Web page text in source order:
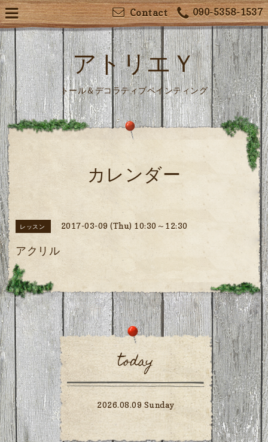
090-5358-1537
Contact
アトリエＹ
トール＆デコラティブペインティング
カレンダー
レッスン 2017-03-09 (Thu) 10:30～12:30
アクリル
today
2026.08.09 Sunday